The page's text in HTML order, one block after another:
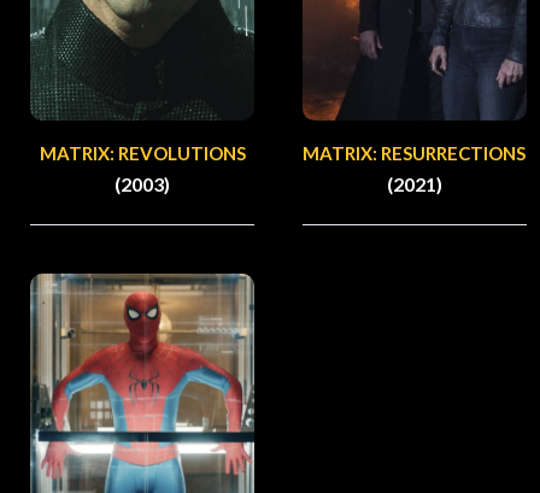
MATRIX: REVOLUTIONS
(2003)
MATRIX: RESURRECTIONS
(2021)